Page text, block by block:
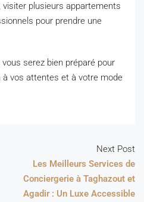
plusieurs appartements
pour prendre une
serez bien préparé pour
à vos attentes et à votre mode
Next Post
Les Meilleurs Services de
Conciergerie à Taghazout et
Agadir : Un Luxe Accessible